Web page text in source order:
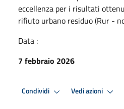
eccellenza per i risultati
rifiuto urbano residuo (Rur -
Data :
7 febbraio 2026
Condividi Vedi azioni